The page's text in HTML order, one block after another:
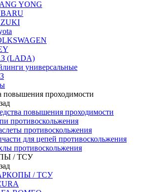
YONG
(LADA)
универсальные
повышения проходимости
повышения проходимости
противоскольжения
противоскольжения
для цепей противоскольжения
противоскольжения
/ ТСУ
/ ТСУ